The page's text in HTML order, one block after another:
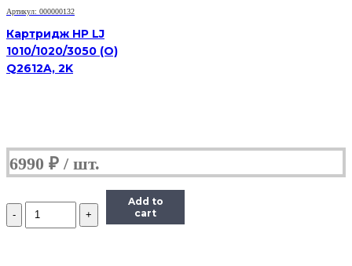
FS-
12K
Артикул: 000000132
Картридж HP LJ
1010/1020/3050 (O)
Q2612A, 2K
6990 ₽
Количество
Тонер-
Add to
cart